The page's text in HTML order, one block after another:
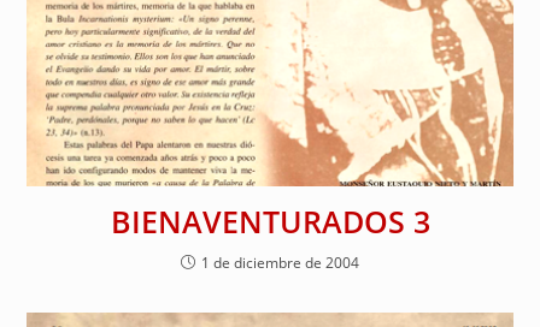
BIENAVENTURADOS 3
1 de diciembre de 2004